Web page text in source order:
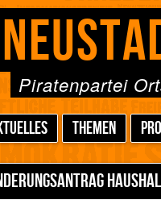
Piratenpartei
THEMEN